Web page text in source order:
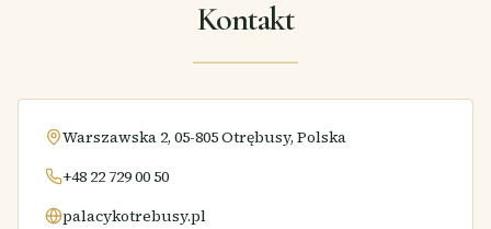
Kontakt
Warszawska 2, 05-805 Otrębusy, Polska
+48 22 729 00 50
palacykotrebusy.pl